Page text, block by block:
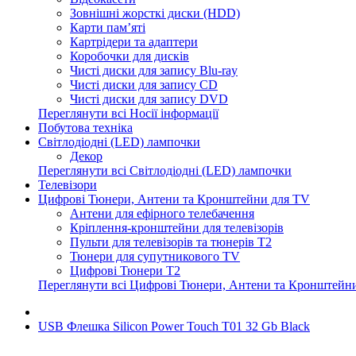
Зовнішні жорсткі диски (HDD)
Карти пам’яті
Картрідери та адаптери
Коробочки для дисків
Чисті диски для запису Blu-ray
Чисті диски для запису CD
Чисті диски для запису DVD
Переглянути всі Носії інформації
Побутова техніка
Світлодіодні (LED) лампочки
Декор
Переглянути всі Світлодіодні (LED) лампочки
Телевізори
Цифрові Тюнери, Антени та Кронштейни для TV
Антени для ефірного телебачення
Кріплення-кронштейни для телевізорів
Пульти для телевізорів та тюнерів T2
Тюнери для супутникового TV
Цифрові Тюнери T2
Переглянути всі Цифрові Тюнери, Антени та
USB Флешка Silicon Power Touch T01 32 Gb Black